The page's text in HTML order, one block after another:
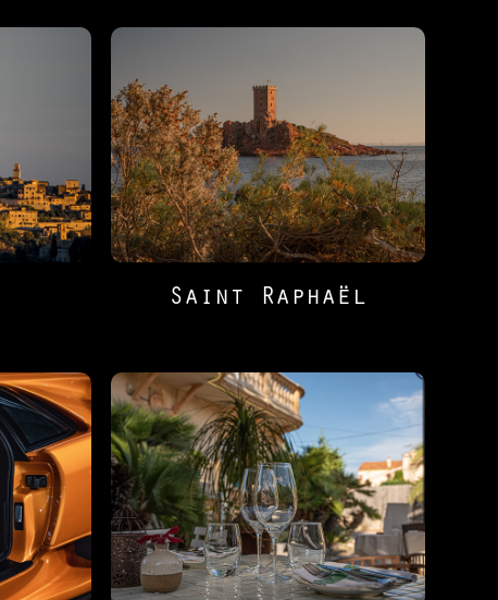
Saint Raphaël